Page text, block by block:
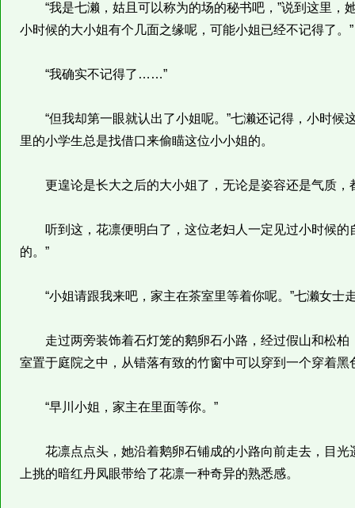
“我是七濑，姑且可以称为的场的秘书吧，”说到这里，
小时候的大小姐有个几面之缘呢，可能小姐已经不记得了。”
“我确实不记得了……”
“但我却第一眼就认出了小姐呢。”七濑还记得，小时候
里的小学生总是找借口来偷瞄这位小小姐的。
更遑论是长大之后的大小姐了，无论是姿容还是气质，
听到这，花凛便明白了，这位老妇人一定见过小时候的
的。”
“小姐请跟我来吧，家主在茶室里等着你呢。”七濑女士
走过两旁装饰着石灯笼的鹅卵石小路，经过假山和松柏
室置于庭院之中，从错落有致的竹窗中可以穿到一个穿着
“早川小姐，家主在里面等你。”
花凛点点头，她沿着鹅卵石铺成的小路向前走去，目光
上挑的暗红丹凤眼带给了花凛一种奇异的熟悉感。